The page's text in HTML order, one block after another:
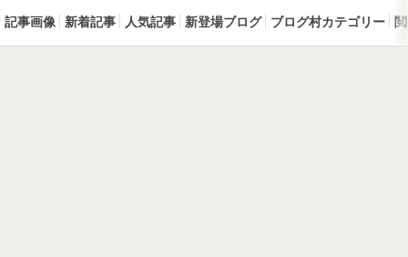
記事画像 新着記事 人気記事 新登場ブログ ブログ村カテゴリー